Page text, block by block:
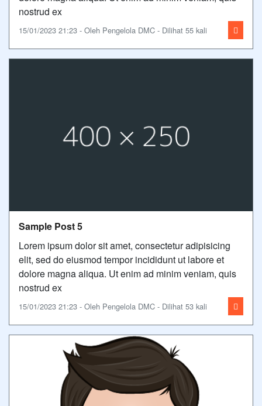
nostrud ex
15/01/2023 21:23 - Oleh Pengelola DMC - Dilihat 55 kali
Sample Post 5
Lorem ipsum dolor sit amet, consectetur adipisicing
elit, sed do eiusmod tempor incididunt ut labore et
dolore magna aliqua. Ut enim ad minim veniam, quis
nostrud ex
15/01/2023 21:23 - Oleh Pengelola DMC - Dilihat 53 kali